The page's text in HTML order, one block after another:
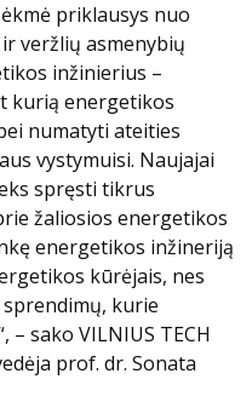
priklausys nuo
veržlių asmenybių
inžinierius –
kurią energetikos
numatyti ateities
vystymuisi. Naujajai
spręsti tikrus
žaliosios energetikos
energetikos inžineriją
kūrėjais, nes
kurie
– sako VILNIUS TECH
prof. dr. Sonata